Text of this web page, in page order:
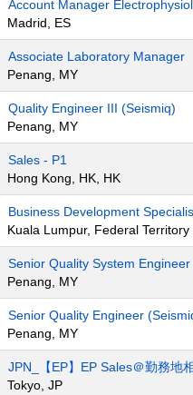
Account Manager
Madrid, ES
Associate Laboratory Manager
Penang, MY
Quality Engineer III (Seismiq)
Penang, MY
Sales - P1
Hong Kong, HK, HK
Business Development
Kuala Lumpur, Federal
Senior Quality System Engineer
Penang, MY
Senior Quality Engineer
Penang, MY
JPN_【EP】EP Sales＠勤務地
Tokyo, JP